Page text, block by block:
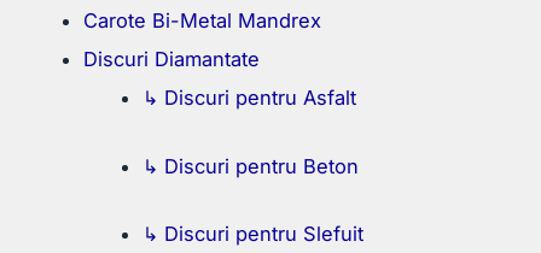
Carote Bi-Metal Mandrex
Discuri Diamantate
↳ Discuri pentru Asfalt
↳ Discuri pentru Beton
↳ Discuri pentru Slefuit